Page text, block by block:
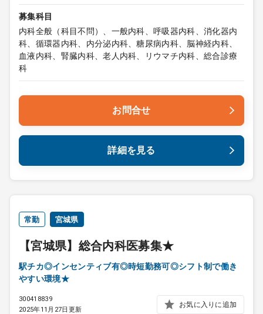
募集科目
内科全般（科目不問）、一般内科、呼吸器内科、消化器内
科、循環器内科、内分泌内科、糖尿病内科、脳神経内科、
血液内科、腎臓内科、老人内科、リウマチ内科、総合診療
科
お問合せ
詳細を見る
常勤 宮城県
【宮城県】総合内科医募集★
駅チカ◎インセンティブ有◎時短勤務可◎シフト制で働き
やすい環境★
300418839
2025年11月27日更新
お気に入りに追加